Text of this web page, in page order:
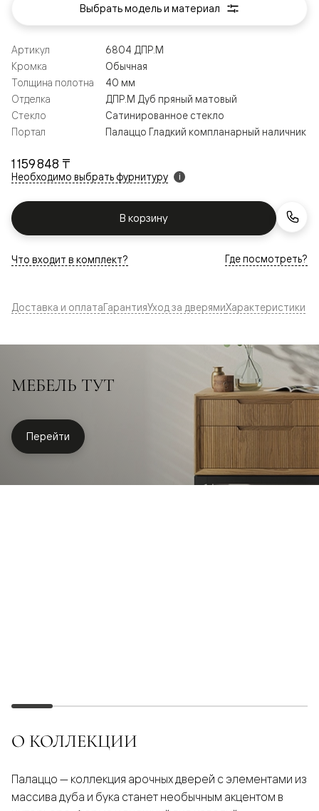
1 159 848 ₸
Необходимо выбрать фурнитуру i
В корзину
Артикул
6804 ДПР.М
Кромка
Обычная
Толщина полотна
40 мм
Отделка
ДПР.М Дуб пряный матовый
Стекло
Сатинированное стекло
Портал
Палаццо Гладкий компланарный наличник
Что входит в комплект? Где посмотреть?
Выбрать модель и материал
Доставка и оплатаГарантияУход за дверямиХарактеристики
МЕБЕЛЬ ТУТ
Перейти
О КОЛЛЕКЦИИ
Палаццо — коллекция арочных дверей с элементами из
массива дуба и бука станет необычным акцентом в